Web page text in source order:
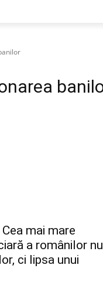
mai mare
a românilor nu
ci lipsa unui